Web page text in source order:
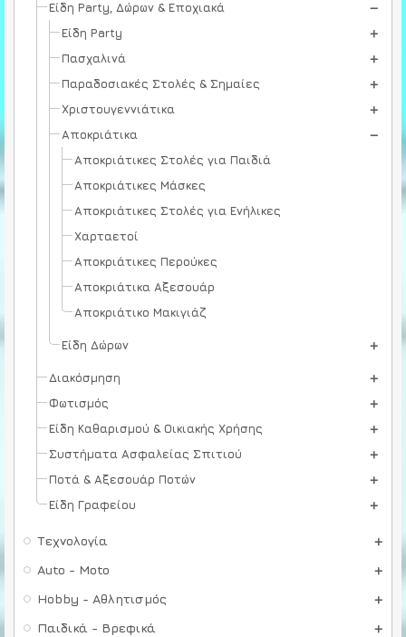
Είδη Party, Δώρων & Εποχιακά
Είδη Party
Πασχαλινά
Παραδοσιακές Στολές & Σημαίες
Χριστουγεννιάτικα
Αποκριάτικα
Αποκριάτικες Στολές για Παιδιά
Αποκριάτικες Μάσκες
Αποκριάτικες Στολές για Ενήλικες
Χαρταετοί
Αποκριάτικες Περούκες
Αποκριάτικα Αξεσουάρ
Αποκριάτικο Μακιγιάζ
Είδη Δώρων
Διακόσμηση
Φωτισμός
Είδη Καθαρισμού & Οικιακής Χρήσης
Συστήματα Ασφαλείας Σπιτιού
Ποτά & Αξεσουάρ Ποτών
Είδη Γραφείου
Τεχνολογία
Auto - Moto
Hobby - Αθλητισμός
Παιδικά - Βρεφικά